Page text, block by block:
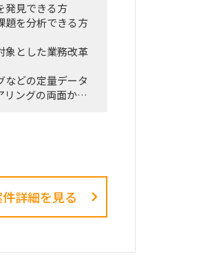
発見できる方
題を分析できる方
象とした業務改革
などの定量データ
リングの両面か
詳細を見る